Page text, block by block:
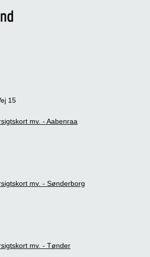
15
mv. - Aabenraa
mv. - Sønderborg
mv. - Tønder